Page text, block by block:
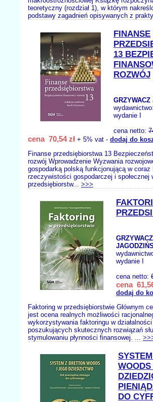
teoretyczny (rozdział 1), w którym
podstawy zagadnień opisywanych z
FINANSE
13
ROZWÓJ
GRZYWACZ
wydanie I
cena netto:
cena 70,54 zł + 5% vat - dodaj do
Finanse przedsiębiorstwa 13
rozwój Wprowadzenie Wyzwania
gospodarką polską funkcjonującą w coraz
rzeczywistości gospodarczej i społecznej
przedsiębiorstw... >>>
wydanie I
cena netto:
cena
dodaj do
Faktoring w przedsiębiorstwie Głównym
jest ocena realnych możliwości
wykorzystywania faktoringu w
poszukujących skutecznych rozwiązań
stymulowaniu płynności finansowej. ...
DO